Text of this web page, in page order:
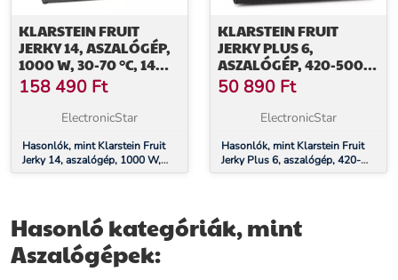
KLARSTEIN FRUIT
JERKY 14, ASZALÓGÉP,
1000 W, 30-70 °C, 14
EMELET, LCD KIJELZŐ
158 490 Ft
ElectronicStar
Hasonlók, mint Klarstein Fruit
Jerky 14, aszalógép, 1000 W,
30-70 °C, 14 emelet, LCD
KLARSTEIN FRUIT
JERKY PLUS 6,
ASZALÓGÉP, 420-500
W, IDŐZÍTŐ, 6 EMELET,
FEKETE
50 890 Ft
ElectronicStar
Hasonlók, mint Klarstein Fruit
Jerky Plus 6, aszalógép, 420-
500 W, időzítő, 6 emelet, fekete
Hasonló kategóriák, mint
Aszalógépek: